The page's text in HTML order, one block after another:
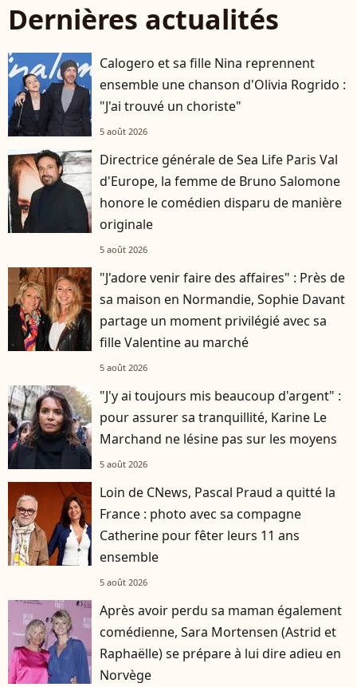
Dernières actualités
Calogero et sa fille Nina reprennent
ensemble une chanson d'Olivia Rogrido :
"J'ai trouvé un choriste"
5 août 2026
Directrice générale de Sea Life Paris Val
d'Europe, la femme de Bruno Salomone
honore le comédien disparu de manière
originale
5 août 2026
"J'adore venir faire des affaires" : Près de
sa maison en Normandie, Sophie Davant
partage un moment privilégié avec sa
fille Valentine au marché
5 août 2026
"J'y ai toujours mis beaucoup d'argent" :
pour assurer sa tranquillité, Karine Le
Marchand ne lésine pas sur les moyens
5 août 2026
Loin de CNews, Pascal Praud a quitté la
France : photo avec sa compagne
Catherine pour fêter leurs 11 ans
ensemble
5 août 2026
Après avoir perdu sa maman également
comédienne, Sara Mortensen (Astrid et
Raphaëlle) se prépare à lui dire adieu en
Norvège